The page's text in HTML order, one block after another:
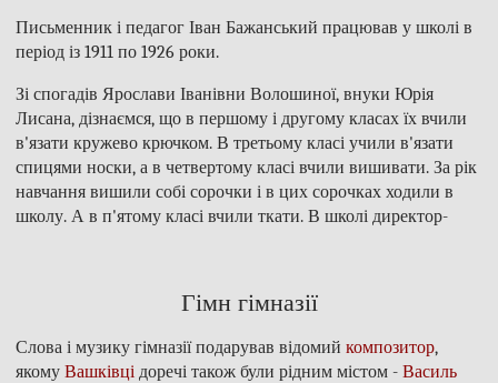
Письменник і педагог Іван Бажанський працював у школі в
період із 1911 по 1926 роки.
Зі спогадів Ярослави Іванівни Волошиної, внуки Юрія
Лисана, дізнаємся, що в першому і другому класах їх вчили
в'язати кружево крючком. В третьому класі учили в'язати
спицями носки, а в четвертому класі вчили вишивати. За рік
навчання вишили собі сорочки і в цих сорочках ходили в
школу. А в п'ятому класі вчили ткати. В школі директор-
Гімн гімназії
Слова і музику гімназії подарував відомий композитор,
якому Вашківці доречі також були рідним містом - Василь